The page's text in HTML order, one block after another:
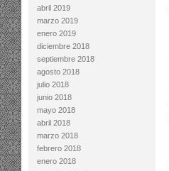
abril 2019
marzo 2019
enero 2019
diciembre 2018
septiembre 2018
agosto 2018
julio 2018
junio 2018
mayo 2018
abril 2018
marzo 2018
febrero 2018
enero 2018